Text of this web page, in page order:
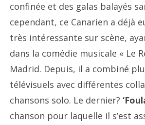
confinée et des galas balayés
cependant, ce Canarien a déjà
très intéressante sur scène,
dans la comédie musicale « Le
Madrid. Depuis, il a combiné
télévisuels avec différentes
chansons solo. Le dernier?
chanson pour laquelle il s’est